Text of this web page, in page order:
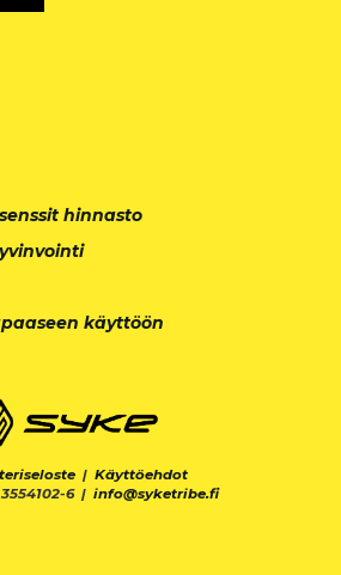
hinnasto
käyttöön
| Käyttöehdot
6 | info@syketribe.fi